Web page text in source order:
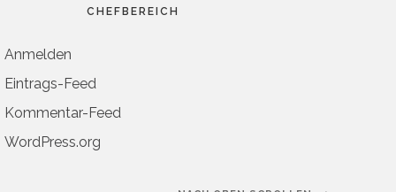
CHEFBEREICH
Anmelden
Eintrags-Feed
Kommentar-Feed
WordPress.org